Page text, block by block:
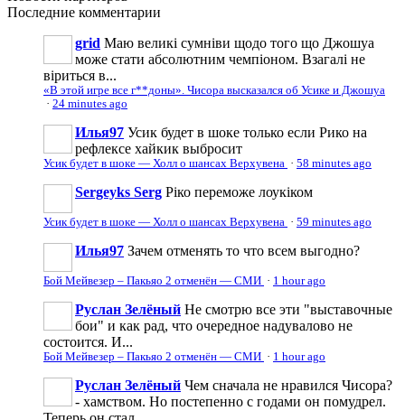
Последние комментарии
grid Маю великі сумніви щодо того що Джошуа
може стати абсолютним чемпіоном. Взагалі не
віриться в...
«В этой игре все г**доны». Чисора высказался об Усике и Джошуа
· 24 minutes ago
Илья97 Усик будет в шоке только если Рико на
рефлексе хайкик выбросит
Усик будет в шоке — Холл о шансах Верхувена · 58 minutes ago
Sergeyks Serg Ріко переможе лоукіком
Усик будет в шоке — Холл о шансах Верхувена · 59 minutes ago
Илья97 Зачем отменять то что всем выгодно?
Бой Мейвезер – Пакьяо 2 отменён — СМИ · 1 hour ago
Руслан Зелёный Не смотрю все эти "выставочные
бои" и как рад, что очередное надувалово не
состоится. И...
Бой Мейвезер – Пакьяо 2 отменён — СМИ · 1 hour ago
Руслан Зелёный Чем сначала не нравился Чисора?
- хамством. Но постепенно с годами он помудрел.